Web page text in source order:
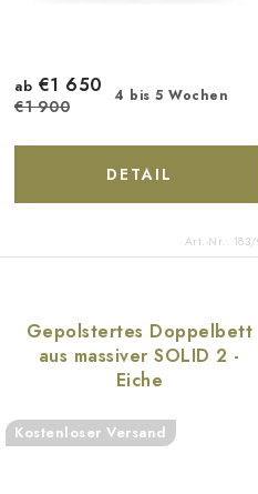
i
e
r
n
g
4 bis 5 Wochen
ab €1 650
€1 900
DETAIL
Art.-Nr.:
Gepolstertes Doppelbett
aus massiver SOLID 2 -
Eiche
Kostenloser Versand